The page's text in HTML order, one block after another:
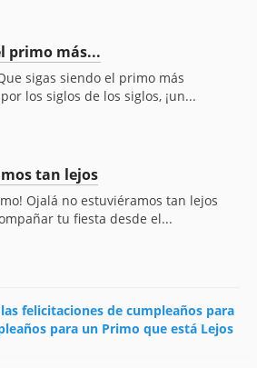
primo más...
sigas siendo el primo más
los siglos de los siglos, ¡un...
tan lejos
Ojalá no estuviéramos tan lejos
tu fiesta desde el...
felicitaciones de cumpleaños para
para un Primo que está Lejos